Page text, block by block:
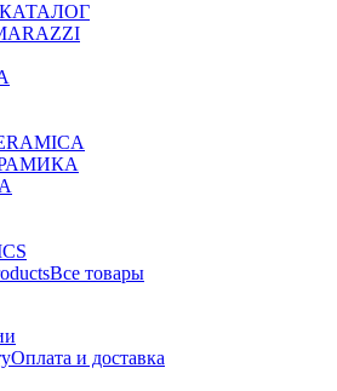
КАТАЛОГ
Все товары
Оплата и доставка